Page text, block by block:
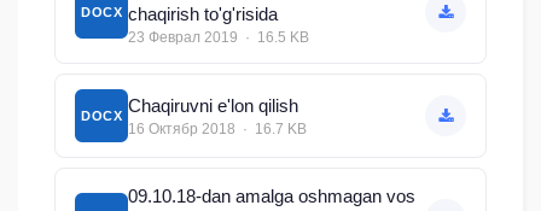
DOCX chaqirish to'g'risida
23 Феврал 2019 · 16.5 KB
DOCX
Chaqiruvni e'lon qilish
16 Октябр 2018 · 16.7 KB
09.10.18-dan amalga oshmagan vos